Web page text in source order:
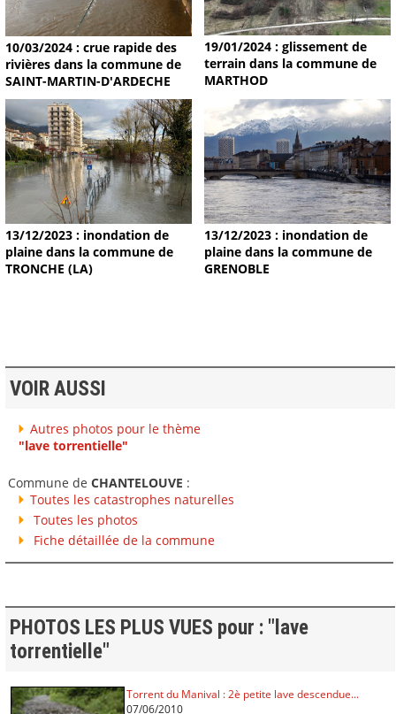
10/03/2024 : crue rapide des
rivières dans la commune de
SAINT-MARTIN-D'ARDECHE
19/01/2024 : glissement de
terrain dans la commune de
MARTHOD
13/12/2023 : inondation de
plaine dans la commune de
TRONCHE (LA)
13/12/2023 : inondation de
plaine dans la commune de
GRENOBLE
VOIR AUSSI
Autres photos pour le thème
"lave torrentielle"
Commune de CHANTELOUVE :
Toutes les catastrophes naturelles
Toutes les photos
Fiche détaillée de la commune
PHOTOS LES PLUS VUES pour : "lave
torrentielle"
Torrent du Manival : 2è petite lave descendue...
07/06/2010